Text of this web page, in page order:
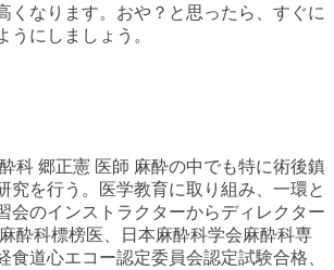
くなります。おや？と思ったら、すぐに
うにしましょう。
科 郷正憲 医師 麻酔の中でも特に術後鎮
究を行う。医学教育に取り組み、一環と
会のインストラクターからディレクター
酔科標榜医、日本麻酔科学会麻酔科専
食道心エコー認定委員会認定試験合格、